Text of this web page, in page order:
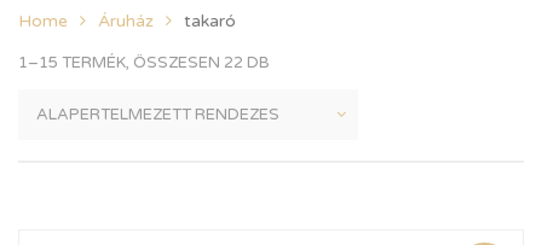
Home Áruház takaró
1–15 TERMÉK, ÖSSZESEN 22 DB